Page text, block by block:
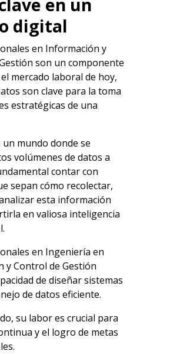
en un
digital
en Información y
son un componente
mercado laboral de hoy,
son clave para la toma
estratégicas de una
un mundo donde se
volúmenes de datos a
contar con
sepan cómo recolectar,
esta información
en valiosa inteligencia
en Ingeniería en
y Control de Gestión
de diseñar sistemas
de datos eficiente.
su labor es crucial para
y el logro de metas